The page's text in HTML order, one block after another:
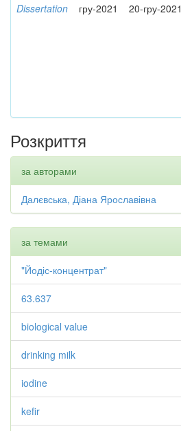
Dissertation гру-2021 20-гру-2021
Розкриття
за авторами
Далєвська, Діана Ярославівна
за темами
"Йодіс-концентрат"
63.637
biological value
drinking milk
iodine
kefir